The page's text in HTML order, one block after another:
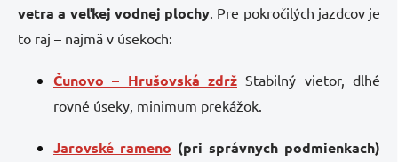
vetra a veľkej vodnej plochy. Pre pokročilých jazdcov je
to raj – najmä v úsekoch:
Čunovo – Hrušovská zdrž Stabilný vietor, dlhé
rovné úseky, minimum prekážok.
Jarovské rameno (pri správnych podmienkach)